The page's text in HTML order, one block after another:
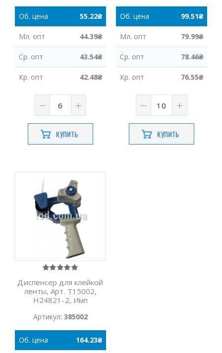
Об. цена 55.22₴
Мл. опт 44.39₴
Ср. опт 43.54₴
Кр. опт 42.48₴
КУПИТЬ
Об. цена 99.51₴
Мл. опт 79.99₴
Ср. опт 78.46₴
Кр. опт 76.55₴
КУПИТЬ
Диспенсер для клейкой
ленты, Арт. Т15002,
Н24821-2, Имп
Артикул: 385002
Об. цена 164.23₴